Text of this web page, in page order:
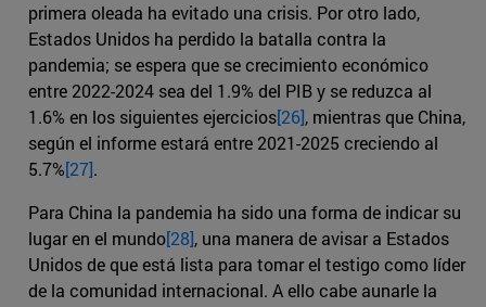
primera oleada ha evitado una crisis. Por otro lado,
Estados Unidos ha perdido la batalla contra la
pandemia; se espera que se crecimiento económico
entre 2022-2024 sea del 1.9% del PIB y se reduzca al
1.6% en los siguientes ejercicios[26], mientras que China,
según el informe estará entre 2021-2025 creciendo al
5.7%[27].
Para China la pandemia ha sido una forma de indicar su
lugar en el mundo[28], una manera de avisar a Estados
Unidos de que está lista para tomar el testigo como líder
de la comunidad internacional. A ello cabe aunarle la